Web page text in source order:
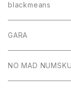
blackmeans
GARA
NO MAD